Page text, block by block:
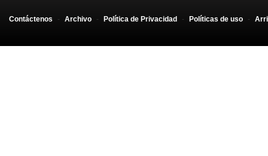
Contáctenos - Archivo - Política de Privacidad - Políticas de uso -